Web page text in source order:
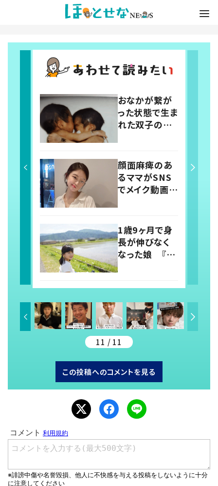
おなかが繋が
った状態で生ま
れた双子の赤
い」「素敵」「応
援しています」
顔面麻痺のあ
るママがSNS
でメイク動画を
らしさを取り戻
すまで
1歳9ヶ月で身
長が伸びなく
なった娘 『社
会から孤立し
者』を変えるた
め、発信を続け
る母と娘に迫
る
11 / 11
この投稿へのコメントを見る